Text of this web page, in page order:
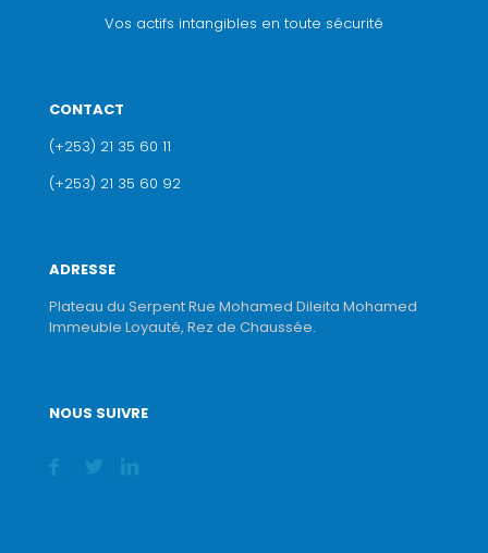
Vos actifs intangibles en toute sécurité
CONTACT
(+253) 21 35 60 11
(+253) 21 35 60 92
ADRESSE
Plateau du Serpent Rue Mohamed Dileita Mohamed
Immeuble Loyauté, Rez de Chaussée.
NOUS SUIVRE